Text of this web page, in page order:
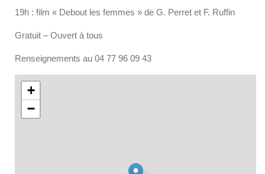
19h : film « Debout les femmes » de G. Perret et F. Ruffin
Gratuit – Ouvert à tous
Renseignements au 04 77 96 09 43
+
−